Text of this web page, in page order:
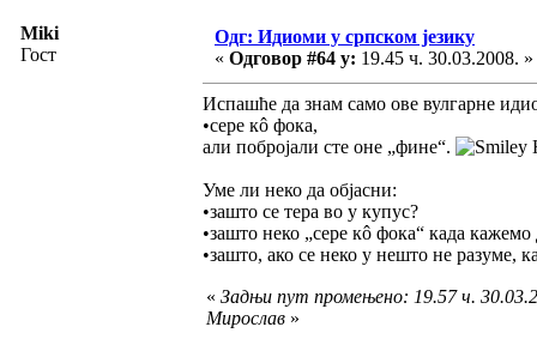
Miki
Гост
Одг: Идиоми у српском језику
« Одговор #64 у: 19.45 ч. 30.03.2008. »
Испашће да знам само ове вулгарне
•сере кô фока,
али побројали сте оне „фине“.
Уме ли неко да објасни:
•зашто се тера во у купус?
•зашто неко „сере кô фока“ када
•зашто, ако се неко у нешто не разуме,
« Задњи пут промењено: 19.57 ч.
Мирослав »